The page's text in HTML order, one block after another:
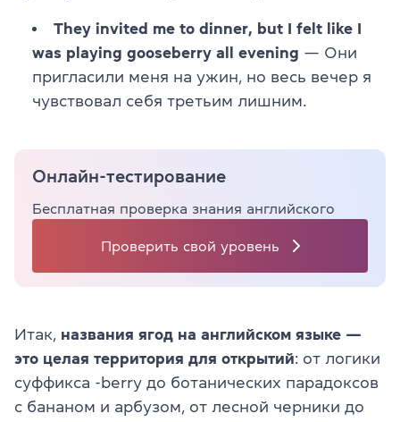
They invited me to dinner, but I felt like I
was playing gooseberry all evening — Они
пригласили меня на ужин, но весь вечер я
чувствовал себя третьим лишним.
Онлайн-тестирование
Бесплатная проверка знания английского
Проверить свой уровень
Итак, названия ягод на английском языке —
это целая территория для открытий: от логики
суффикса -berry до ботанических парадоксов
с бананом и арбузом, от лесной черники до